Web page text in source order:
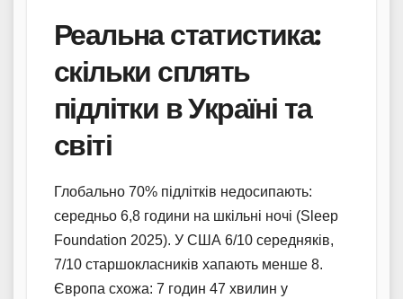
Реальна статистика:
скільки сплять
підлітки в Україні та
світі
Глобально 70% підлітків недосипають:
середньо 6,8 години на шкільні ночі (Sleep
Foundation 2025). У США 6/10 середняків,
7/10 старшокласників хапають менше 8.
Європа схожа: 7 годин 47 хвилин у